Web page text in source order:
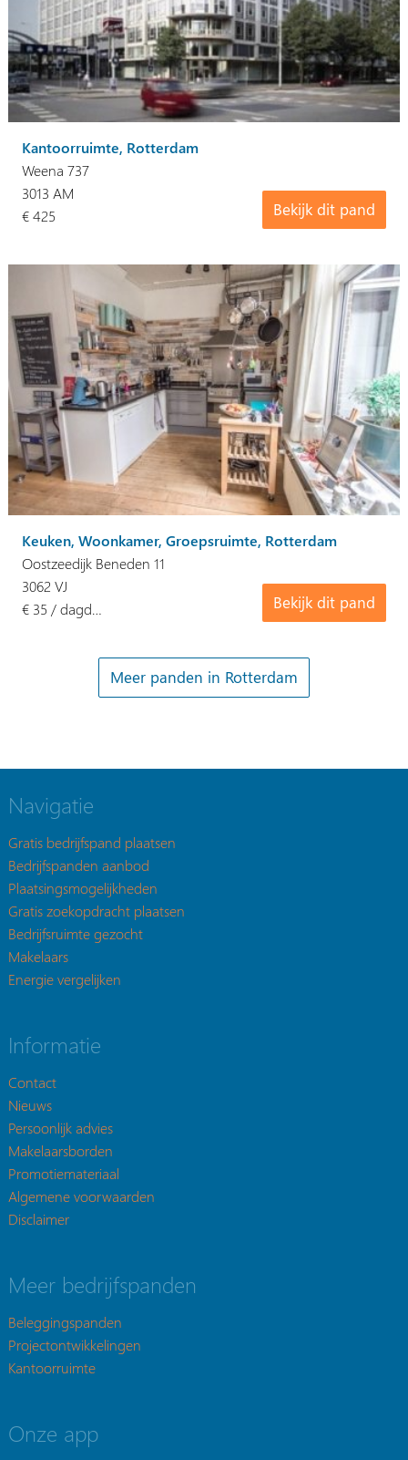
Kantoorruimte, Rotterdam
Weena 737
Bekijk dit pand
3013 AM
€ 425
Keuken, Woonkamer, Groepsruimte, Rotterdam
Oostzeedijk Beneden 11
Bekijk dit pand
3062 VJ
€ 35 / dagd…
Meer panden in Rotterdam
Navigatie
Gratis bedrijfspand plaatsen
Bedrijfspanden aanbod
Plaatsingsmogelijkheden
Gratis zoekopdracht plaatsen
Bedrijfsruimte gezocht
Makelaars
Energie vergelijken
Informatie
Contact
Nieuws
Persoonlijk advies
Makelaarsborden
Promotiemateriaal
Algemene voorwaarden
Disclaimer
Meer bedrijfspanden
Beleggingspanden
Projectontwikkelingen
Kantoorruimte
Onze app